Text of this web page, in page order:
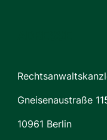
Gneisenaustraße
10961 Berlin